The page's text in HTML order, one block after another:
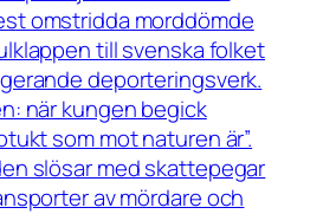
omstridda morddömde
till svenska folket
deporteringsverk.
när kungen begick
som mot naturen är”.
slösar med skattepegar
av mördare och